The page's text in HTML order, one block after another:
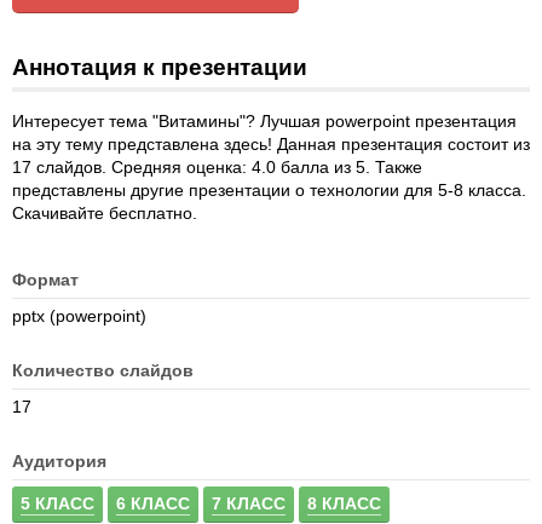
Аннотация к презентации
Интересует тема "Витамины"? Лучшая powerpoint презентация
на эту тему представлена здесь! Данная презентация состоит из
17 слайдов. Средняя оценка: 4.0 балла из 5. Также
представлены другие презентации о технологии для 5-8 класса.
Скачивайте бесплатно.
Формат
pptx (powerpoint)
Количество слайдов
17
Аудитория
5 КЛАСС 6 КЛАСС 7 КЛАСС 8 КЛАСС